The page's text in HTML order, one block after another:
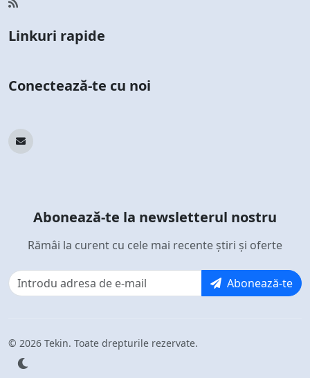
Linkuri rapide
Conectează-te cu noi
Abonează-te la newsletterul nostru
Rămâi la curent cu cele mai recente știri și oferte
Abonează-te
© 2026 Tekin. Toate drepturile rezervate.